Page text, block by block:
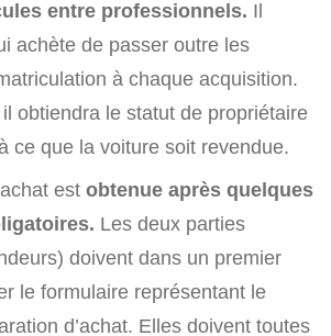
entre professionnels. Il
achète de passer outre les
à chaque acquisition.
obtiendra le statut de propriétaire
ce que la voiture soit revendue.
est obtenue après quelques
Les deux parties
doivent dans un premier
le formulaire représentant le
d’achat. Elles doivent toutes